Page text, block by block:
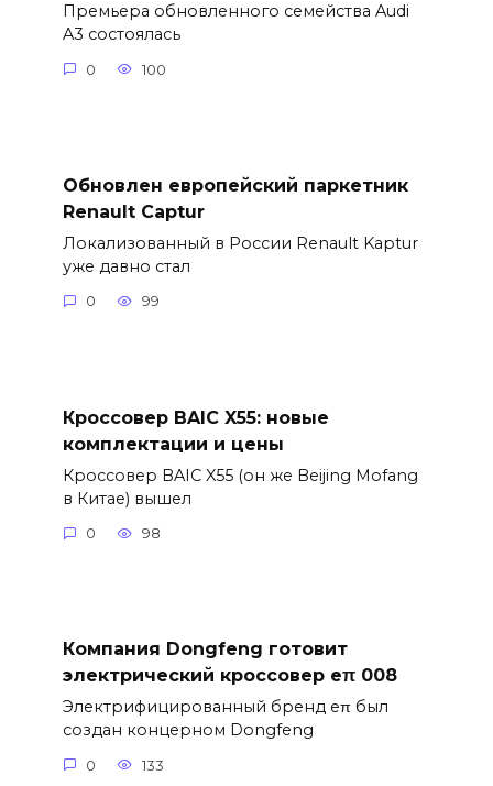
Премьера обновленного семейства Audi
A3 состоялась
0 100
Обновлен европейский паркетник
Renault Captur
Локализованный в России Renault Kaptur
уже давно стал
0 99
Кроссовер BAIC X55: новые
комплектации и цены
Кроссовер BAIC X55 (он же Beijing Mofang
в Китае) вышел
0 98
Компания Dongfeng готовит
электрический кроссовер eπ 008
Электрифицированный бренд eπ был
создан концерном Dongfeng
0 133